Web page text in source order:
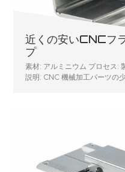
近くの安いCNCフ
プ
素材: アルミニウム プロセス:
説明: CNC 機械加工パーツの